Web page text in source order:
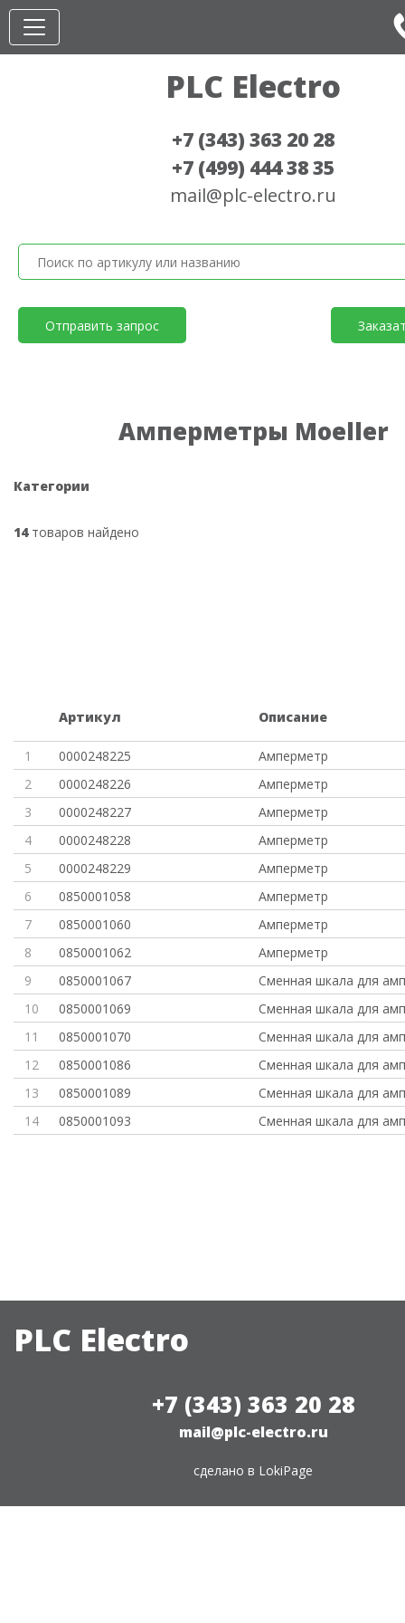
PLC Electro
+7 (343) 363 20 28
+7 (499) 444 38 35
mail@plc-electro.ru
Отправить запрос
Амперметры Moeller
Категории
14товаров найдено
Артикул Описание
1 0000248225
Амперметр
2
0000248226
Амперметр
3
0000248227
Амперметр
4
0000248228
Амперметр
5
0000248229
Амперметр
6
0850001058
Амперметр
7
0850001060
Амперметр
8
0850001062
Амперметр
9
0850001067
Сменная шкала для
10
0850001069
Сменная шкала для
11
0850001070
Сменная шкала для
12
0850001086
Сменная шкала для
13
0850001089
Сменная шкала для
14
0850001093 Сменная шкала для
PLC Electro
+7 (343) 363 20 28
mail@plc-electro.ru
сделано в LokiPage